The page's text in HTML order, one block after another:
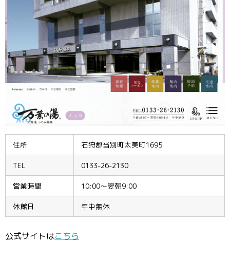
住所 石狩郡当別町太美町1695
TEL 0133-26-2130
営業時間 10:00〜翌朝9:00
休館日 年中無休
公式サイトはこちら